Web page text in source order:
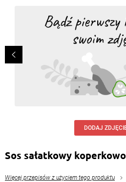
DODAJ
Sos sałatkowy
Więcej przepisów z użyciem tego produktu